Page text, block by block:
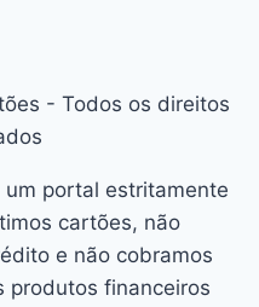
- Todos os direitos
portal estritamente
cartões, não
e não cobramos
produtos financeiros